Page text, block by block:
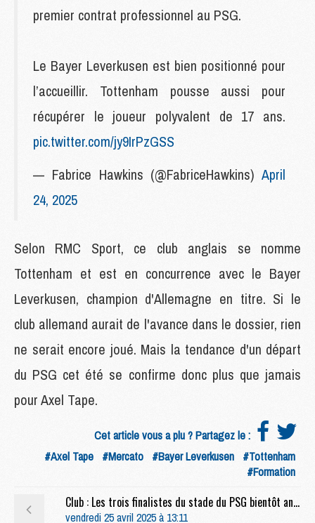
premier contrat professionnel au PSG.
Le Bayer Leverkusen est bien positionné pour
l’accueillir. Tottenham pousse aussi pour
récupérer le joueur polyvalent de 17 ans.
pic.twitter.com/jy9IrPzGSS
— Fabrice Hawkins (@FabriceHawkins) April
24, 2025
Selon RMC Sport, ce club anglais se nomme
Tottenham et est en concurrence avec le Bayer
Leverkusen, champion d'Allemagne en titre. Si le
club allemand aurait de l'avance dans le dossier, rien
ne serait encore joué. Mais la tendance d'un départ
du PSG cet été se confirme donc plus que jamais
pour Axel Tape.
Cet article vous a plu ? Partagez le :
#Axel Tape #Mercato #Bayer Leverkusen #Tottenham
#Formation
Club : Les trois finalistes du stade du PSG bientôt annoncés
vendredi 25 avril 2025 à 13:11